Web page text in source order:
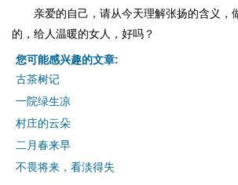
亲爱的自己，请从今天理解张扬的含义，
的，给人温暖的女人，好吗？
您可能感兴趣的文章:
古茶树记
一院绿生凉
村庄的云朵
二月春来早
不畏将来，看淡得失